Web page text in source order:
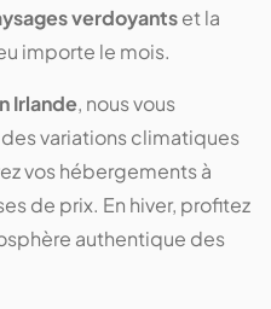
verdoyantset la
importe le mois.
Irlande, nous vous
variations climatiques
vos hébergements à
de prix. En hiver, profitez
authentique des